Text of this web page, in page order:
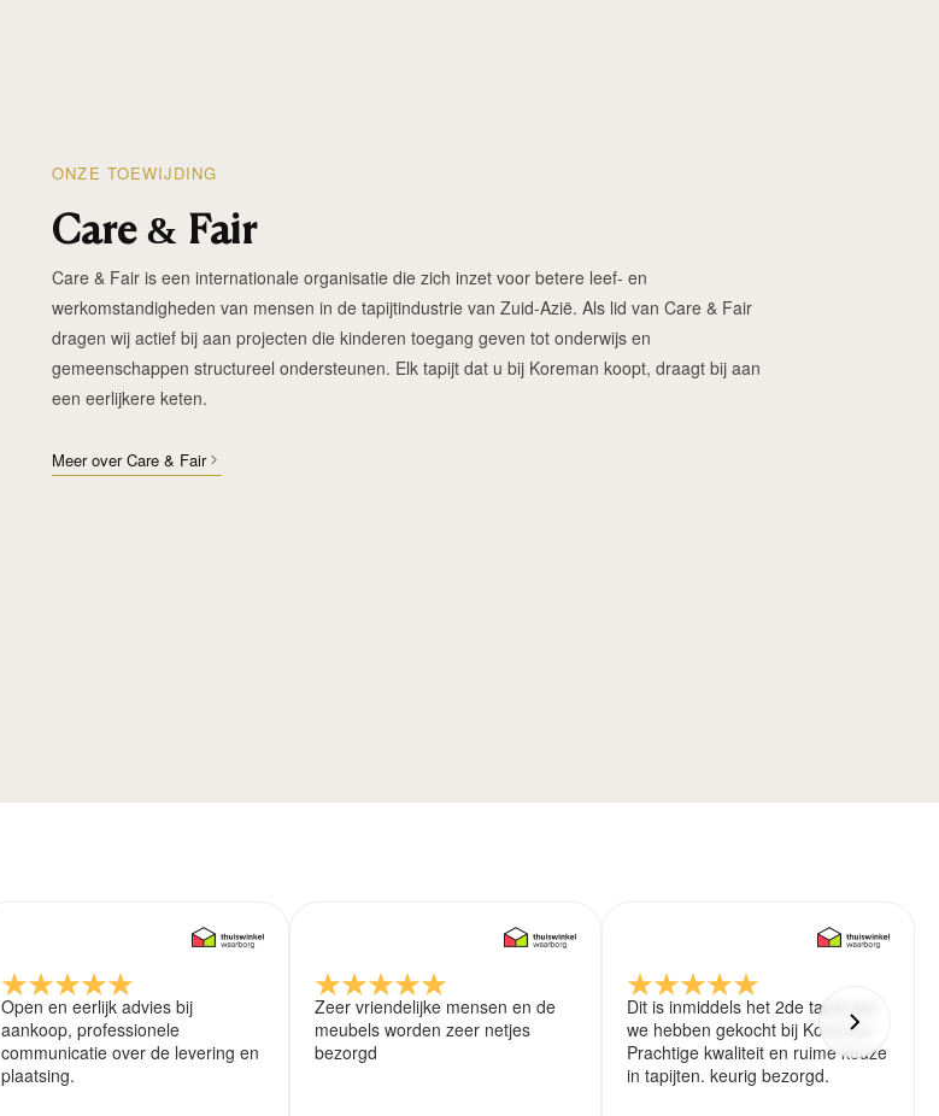
ONZE TOEWIJDING
Care & Fair
Care & Fair is een internationale organisatie die zich inzet voor betere leef- en
werkomstandigheden van mensen in de tapijtindustrie van Zuid-Azië. Als lid van Care & Fair
dragen wij actief bij aan projecten die kinderen toegang geven tot onderwijs en
gemeenschappen structureel ondersteunen. Elk tapijt dat u bij Koreman koopt, draagt bij aan
een eerlijkere keten.
Meer over Care & Fair
Open en eerlijk advies bij
aankoop, professionele
communicatie over de levering en
plaatsing.
Zeer vriendelijke mensen en de
meubels worden zeer netjes
bezorgd
Dit is inmiddels het 2de tapijt wat
we hebben gekocht bij Koreman.
Prachtige kwaliteit en ruime keuze
in tapijten. keurig bezorgd.